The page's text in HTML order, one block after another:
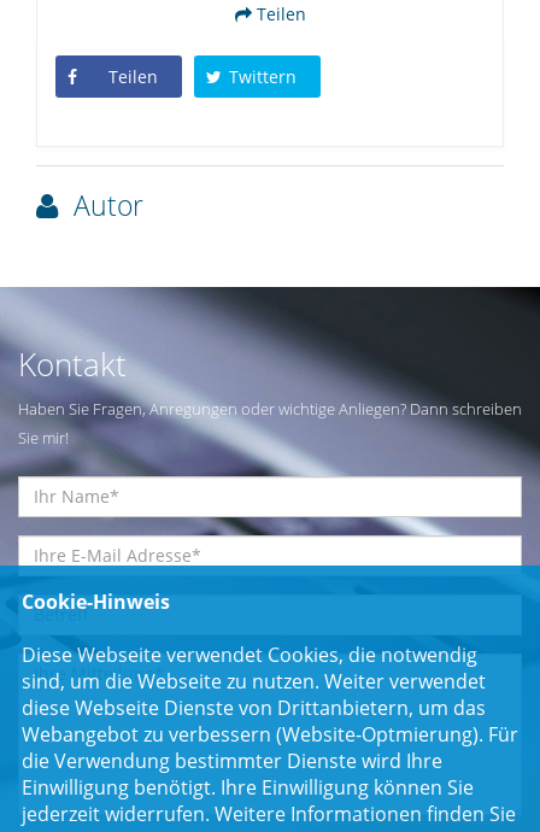
Teilen
Teilen Twittern
Autor
Kontakt
Haben Sie Fragen, Anregungen oder wichtige Anliegen? Dann schreiben
Sie mir!
Cookie-Hinweis
Diese Webseite verwendet Cookies, die notwendig
sind, um die Webseite zu nutzen. Weiter verwendet
diese Webseite Dienste von Drittanbietern, um das
Webangebot zu verbessern (Website-Optmierung). Für
die Verwendung bestimmter Dienste wird Ihre
Einwilligung benötigt. Ihre Einwilligung können Sie
jederzeit widerrufen. Weitere Informationen finden Sie